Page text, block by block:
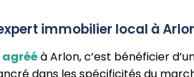
immobilier local à
à Arlon, c’est bénéficier